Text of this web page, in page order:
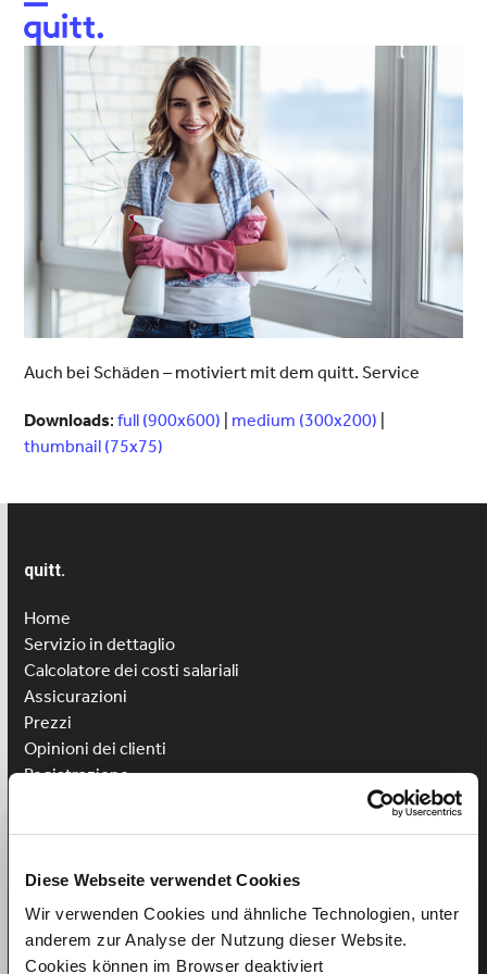
Diese Webseite verwendet Cookies
Wir verwenden Cookies und ähnliche Technologien, unter
anderem zur Analyse der Nutzung dieser Website.
Cookies können im Browser deaktiviert
Open
mobile
menu
Close
mobile
menu
Auch bei Schäden – motiviert mit dem quitt. Service
Downloads:full (900x600) medium (300x200)
thumbnail (75x75)
quitt.
Home
Servizio in dettaglio
Calcolatore dei costi salariali
Assicurazioni
Prezzi
Opinioni dei clienti
Registrazione
Assumere assistenza per bambini
Vantaggi per i lavoratori